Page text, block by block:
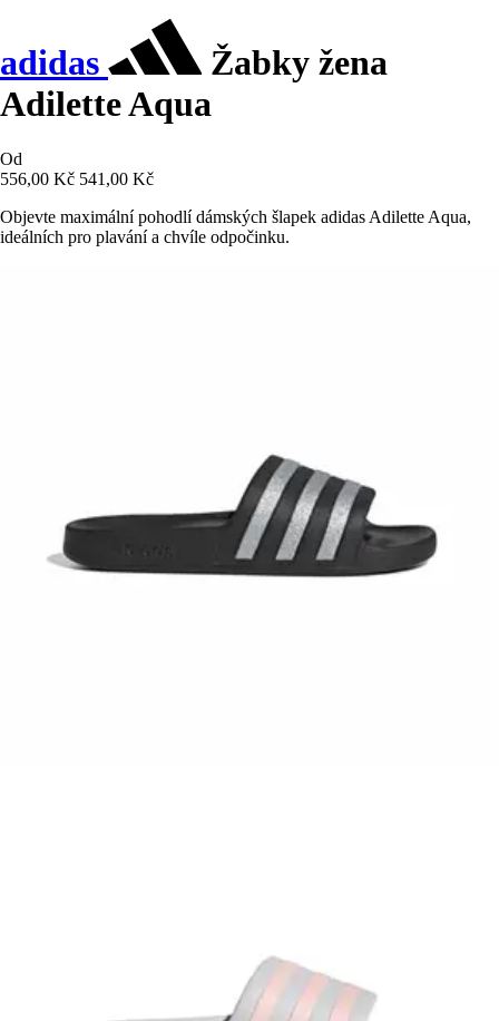
adidas
Žabky žena
Adilette Aqua
Od
556,00 Kč 541,00 Kč
Objevte maximální pohodlí dámských šlapek adidas Adilette Aqua,
ideálních pro plavání a chvíle odpočinku.